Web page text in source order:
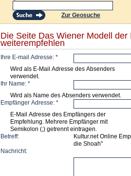
Zur Geosuche
Die Seite Das Wiener Modell
weiterempfehlen
Ihre E-mail Adresse: *
Wird als E-Mail Adresse des Absenders
verwendet.
Ihr Name: *
Wird als Name des Absenders verwendet.
Empfänger Adresse: *
E-Mail Adresse des Empfängers der
Empfehlung. Mehrere Empfänger mit
Semikolon (;) getrennt eintragen.
Betreff:
Kultur.net Online
die Shoah"
Nachricht: